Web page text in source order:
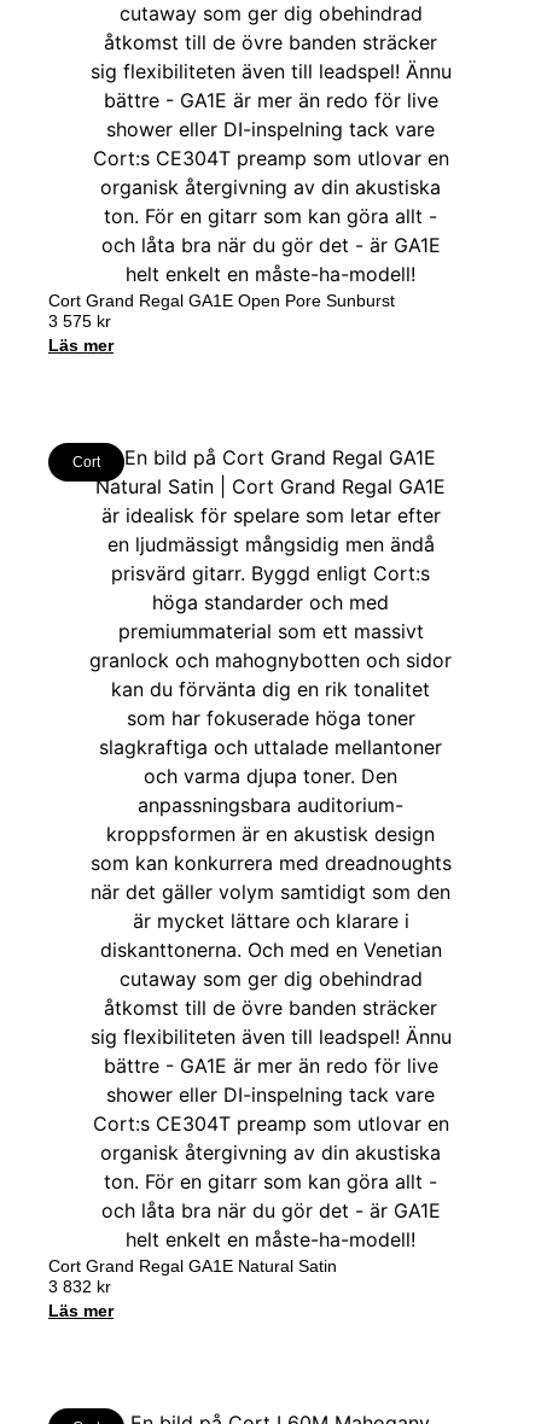
Cort Grand Regal GA1E Open Pore Sunburst
3 575 kr
Läs mer
Cort
Cort Grand Regal GA1E Natural Satin
3 832 kr
Läs mer